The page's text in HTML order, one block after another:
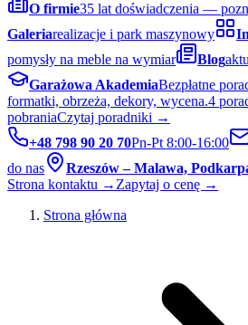
O firmie35 lat doświadczenia —
Galeriarealizacje i park maszynowy
pomysły na meble na wymiar
Blog
Garażowa AkademiaBezpłatne
formatki, obrzeża, dekory, wycena.4
pobraniaCzytaj poradniki →
+48 798 90 20 70Pn-Pt 8:00-16:00
do nas
Rzeszów – Malawa,
Strona kontaktu → Zapytaj o cenę →
Strona główna